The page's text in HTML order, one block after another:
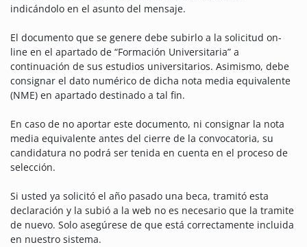
indicándolo en el asunto del mensaje.
El documento que se genere debe subirlo a la solicitud on-
line en el apartado de “Formación Universitaria” a
continuación de sus estudios universitarios. Asimismo, debe
consignar el dato numérico de dicha nota media equivalente
(NME) en apartado destinado a tal fin.
En caso de no aportar este documento, ni consignar la nota
media equivalente antes del cierre de la convocatoria, su
candidatura no podrá ser tenida en cuenta en el proceso de
selección.
Si usted ya solicitó el año pasado una beca, tramitó esta
declaración y la subió a la web no es necesario que la tramite
de nuevo. Solo asegúrese de que está correctamente incluida
en nuestro sistema.